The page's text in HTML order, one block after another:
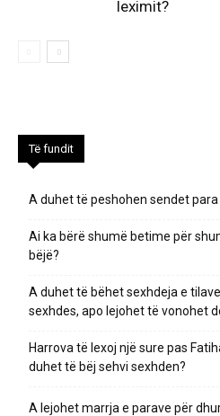
leximit?
Të fundit
A duhet të peshohen sendet
Ai ka bërë shumë betime për
bëjë?
A duhet të bëhet sexhdeja e
sexhdes, apo lejohet të vonohet
Harrova të lexoj një sure pas
duhet të bëj sehvi sexhden?
A lejohet marrja e parave për